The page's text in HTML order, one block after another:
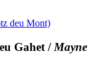
deu Mont)
Gahet / Mayne